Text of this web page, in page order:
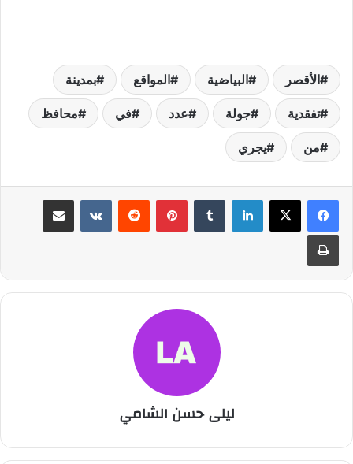
الأقصر البياضية المواقع بمدينة
تفقدية جولة عدد في محافظ
من يجري
لينكدإن بينتيريست مشاركة عبر البريد
طباعة
ليلى حسن الشامي